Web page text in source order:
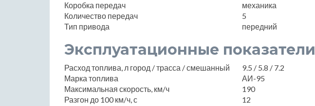
Коробка передач
механика
Количество передач
5
Тип привода
передний
Эксплуатационные показатели
Расход топлива, л город / трасса / смешанный
9.5 / 5.8 / 7.2
Марка топлива
АИ-95
Максимальная скорость, км/ч
190
Разгон до 100 км/ч, с
12